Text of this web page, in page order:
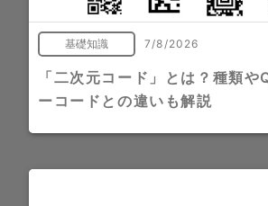
基礎知識 7/8/2026
「二次元コード」とは？種類や
ーコードとの違いも解説